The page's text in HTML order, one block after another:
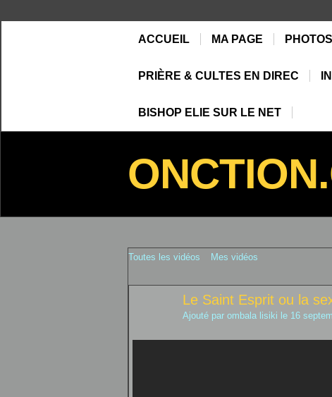
ACCUEIL MA PAGE PHOTOS
PRIÈRE & CULTES EN DIREC
BISHOP ELIE SUR LE NET
Toutes les vidéos Mes vidéos
Le Saint Esprit ou la
Ajouté par ombala lisiki le 16